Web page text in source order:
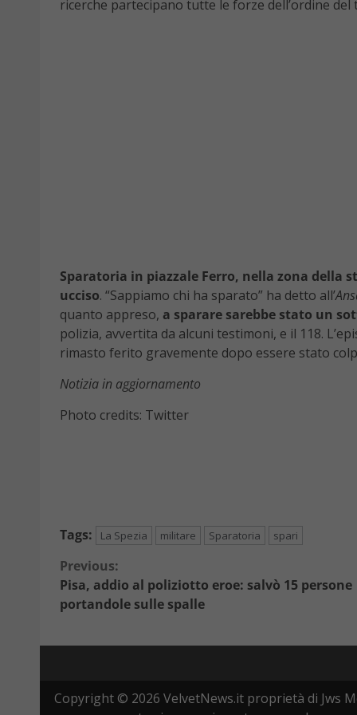
ricerche partecipano tutte le forze dell’ordine
Sparatoria in piazzale Ferro, nella zona della
ucciso. “Sappiamo chi ha sparato” ha detto all’
quanto appreso, a sparare sarebbe stato un
polizia, avvertita da alcuni testimoni, e il 118.
rimasto ferito gravemente dopo essere stato
Notizia in aggiornamento
Photo credits: Twitter
Tags: La Spezia militare Sparatoria spari
Continue
Reading
Previous:
Pisa, addio al poliziotto eroe: salvò 15 persone
portandole sulle spalle
Copyright © 2026 VelvetNews.it proprietà di Jws